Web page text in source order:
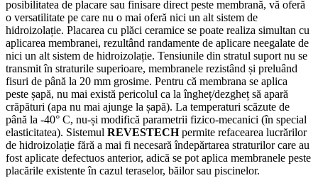
posibilitatea de placare sau finisare direct peste membrană, vă oferă
o versatilitate pe care nu o mai oferă nici un alt sistem de
hidroizolație. Placarea cu plăci ceramice se poate realiza simultan cu
aplicarea membranei, rezultând randamente de aplicare neegalate de
nici un alt sistem de hidroizolație. Tensiunile din stratul suport nu se
transmit în straturile superioare, membranele rezistând și preluând
fisuri de până la 20 mm grosime. Pentru că membrana se aplica
peste șapă, nu mai există pericolul ca la îngheț/dezgheț să apară
crăpături (apa nu mai ajunge la șapă). La temperaturi scăzute de
până la -40° C, nu-și modifică parametrii fizico-mecanici (în special
elasticitatea). Sistemul REVESTECHpermite refacearea lucrărilor
de hidroizolație fără a mai fi necesară îndepărtarea straturilor care au
fost aplicate defectuos anterior, adică se pot aplica membranele peste
placările existente în cazul teraselor, băilor sau piscinelor.